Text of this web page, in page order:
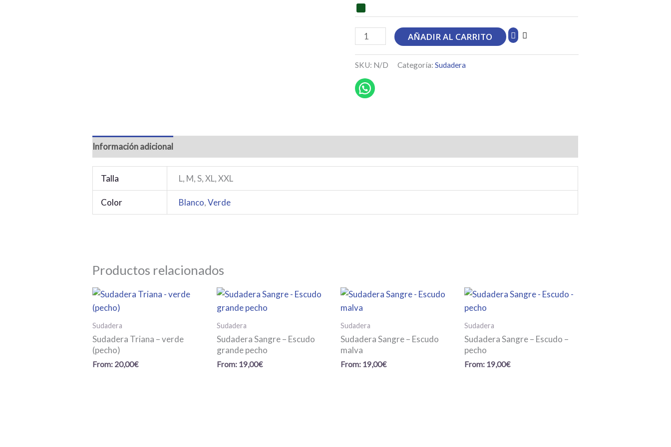
Colección
Miradas
-
de
Triana
AÑADIR AL CARRITO
SKU: N/D Categoría: Sudadera
Información adicional
Talla L, M, S, XL, XXL
Color Blanco,Verde
Productos relacionados
Sudadera
Sudadera Triana – verde
(pecho)
From: 20,00€
Sudadera
Sudadera Sangre – Escudo
grande pecho
From: 19,00€
Sudadera
Sudadera Sangre – Escudo
malva
From: 19,00€
Sudadera
Sudadera Sangre – Escudo –
pecho
From: 19,00€